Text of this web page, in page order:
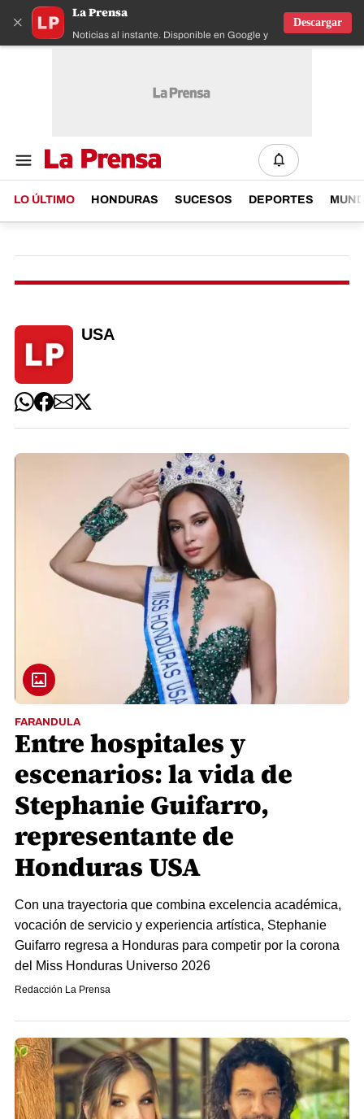
×
La Prensa
Noticias al instante. Disponible en Google y IOS
Descargar
LO ÚLTIMO HONDURAS SUCESOS DEPORTES
USA
FARANDULA
Entre hospitales y
escenarios: la vida de
Stephanie Guifarro,
representante de
Honduras USA
Con una trayectoria que combina excelencia académica,
vocación de servicio y experiencia artística, Stephanie
Guifarro regresa a Honduras para competir por la corona
del Miss Honduras Universo 2026
Redacción La Prensa